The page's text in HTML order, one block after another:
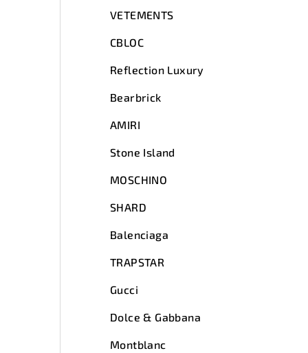
VETEMENTS
CBLOC
Reflection Luxury
Bearbrick
AMIRI
Stone Island
MOSCHINO
SHARD
Balenciaga
TRAPSTAR
Gucci
Dolce & Gabbana
Montblanc